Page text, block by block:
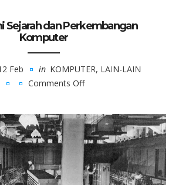
Sejarah dan Perkembangan
Komputer
Feb in KOMPUTER, LAIN-LAIN
Comments Off
Sejarah
dan
Perkembangan
Komputer